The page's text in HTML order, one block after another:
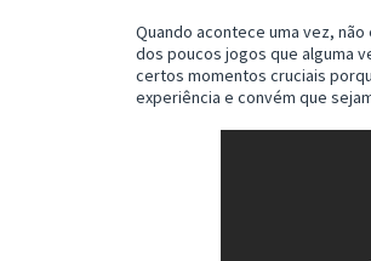
Quando acontece uma vez,
dos poucos jogos que alguma
certos momentos cruciais
experiência e convém que